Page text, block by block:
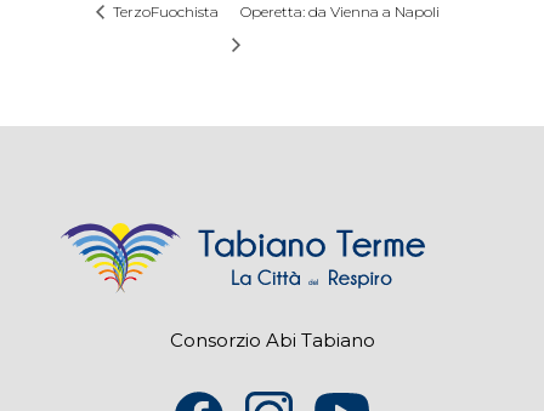
TerzoFuochista Operetta: da Vienna a Napoli
Consorzio Abi Tabiano